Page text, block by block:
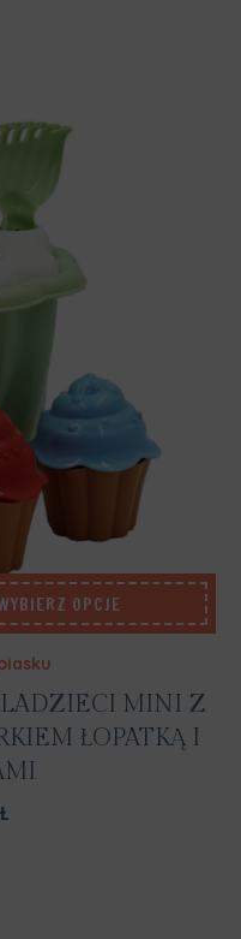
OPCJE
MINI Z
ŁOPATKĄ I